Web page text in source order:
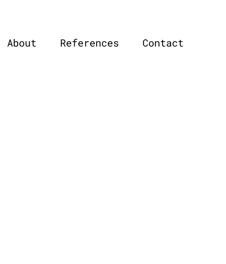
About References Contact